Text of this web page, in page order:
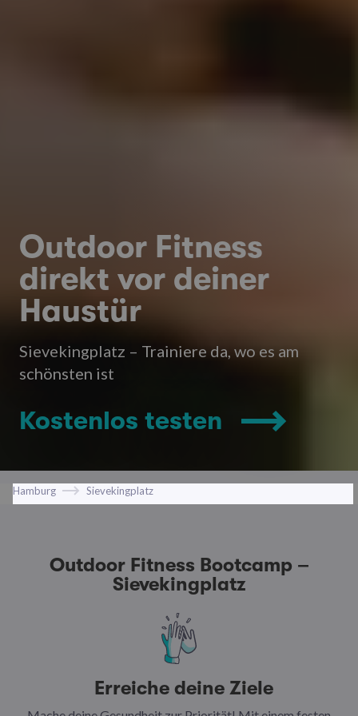
Outdoor Fitness
direkt vor deiner
Haustür
Sievekingplatz – Trainiere da, wo es am
schönsten ist
Kostenlos testen
Hamburg Sievekingplatz
Outdoor Fitness Bootcamp –
Sievekingplatz
Erreiche deine Ziele